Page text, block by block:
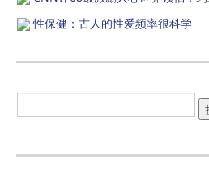
性保健：古人的性爱频率很科学